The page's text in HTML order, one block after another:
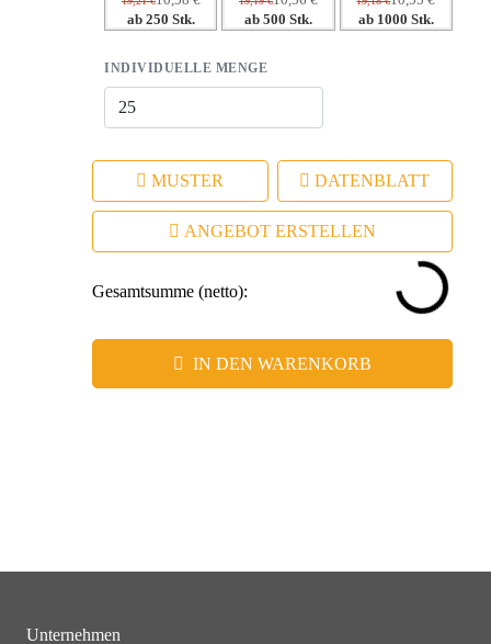
ab 250 Stk. ab 500 Stk. ab 1000 Stk.
INDIVIDUELLE MENGE
MUSTER DATENBLATT
ANGEBOT ERSTELLEN
Gesamtsumme (netto):
IN DEN WARENKORB
Unternehmen